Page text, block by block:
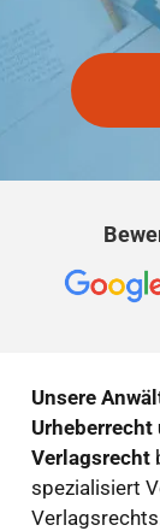
Unsere
Verlagsrecht
spezialisiert